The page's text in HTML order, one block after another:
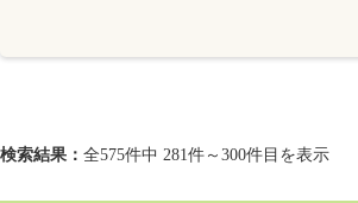
検索結果： 全575件中 281件～300件目を表示